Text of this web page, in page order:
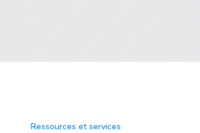
Ressources et services